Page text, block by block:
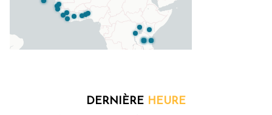
DERNIÈRE HEURE